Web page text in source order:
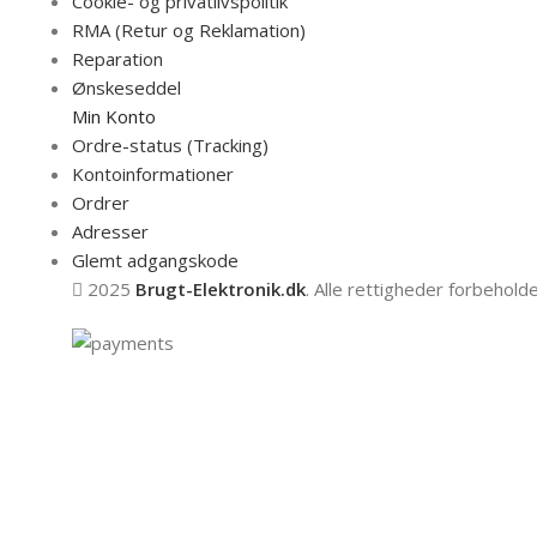
RMA (Retur og Reklamation)
Reparation
Ønskeseddel
Min Konto
Ordre-status (Tracking)
Kontoinformationer
Ordrer
Adresser
Glemt adgangskode
2025 Brugt-Elektronik.dk. Alle rettigheder